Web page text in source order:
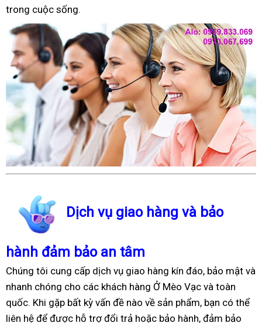
trong cuộc sống.
Dịch vụ giao hàng và bảo
hành đảm bảo an tâm
Chúng tôi cung cấp dịch vụ giao hàng kín đáo, bảo mật và
nhanh chóng cho các khách hàng Ở Mèo Vạc và toàn
quốc. Khi gặp bất kỳ vấn đề nào về sản phẩm, bạn có thể
liên hệ để được hỗ trợ đổi trả hoặc bảo hành, đảm bảo